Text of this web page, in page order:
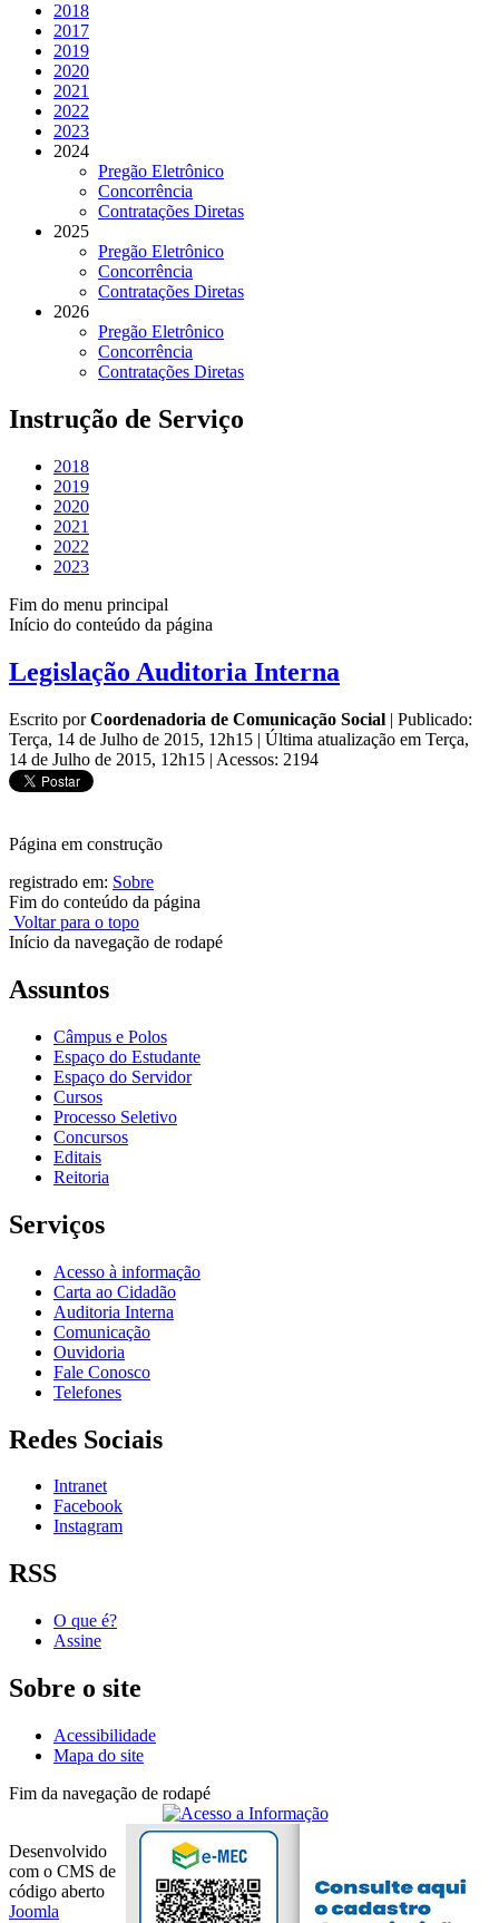
2018
2017
2019
2020
2021
2022
2023
2024
Pregão Eletrônico
Concorrência
Contratações Diretas
2025
Pregão Eletrônico
Concorrência
Contratações Diretas
2026
Pregão Eletrônico
Concorrência
Contratações Diretas
Instrução de Serviço
2018
2019
2020
2021
2022
2023
Fim do menu principal
Início do conteúdo da página
Legislação Auditoria Interna
Escrito porCoordenadoria de Comunicação Social | Publicado:
Terça, 14 de Julho de 2015, 12h15 | Última atualização em Terça,
14 de Julho de 2015, 12h15 | Acessos: 2194
Página em construção
registrado em: Sobre
Fim do conteúdo da página
Voltar para o topo
Início da navegação de rodapé
Assuntos
Câmpus e Polos
Espaço do Estudante
Espaço do Servidor
Cursos
Processo Seletivo
Concursos
Editais
Reitoria
Serviços
Acesso à informação
Carta ao Cidadão
Auditoria Interna
Comunicação
Ouvidoria
Fale Conosco
Telefones
Redes Sociais
Intranet
Facebook
Instagram
RSS
O que é?
Assine
Sobre o site
Acessibilidade
Mapa do site
Fim da navegação de rodapé
Desenvolvido
com o CMS de
código aberto
Joomla